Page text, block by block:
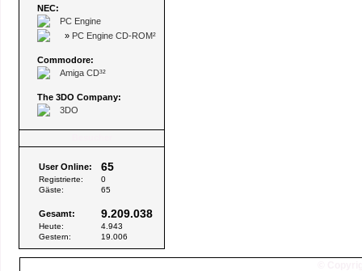
NEC:
PC Engine
» PC Engine CD-ROM²
Commodore:
Amiga CD³²
The 3DO Company:
3DO
User Online: 65
Registrierte:
0
Gäste:
65
Gesamt: 9.209.038
Heute:
4.943
Gestern:
19.006